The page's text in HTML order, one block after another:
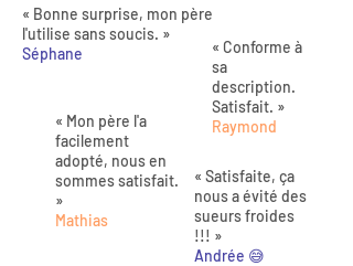
« Bonne surprise, mon père
l'utilise sans soucis. »
Séphane
« Mon père l'a
facilement
adopté, nous en
sommes satisfait.
»
Mathias
« Conforme à
sa
description.
Satisfait. »
Raymond
« Satisfaite, ça
nous a évité des
sueurs froides
!!! »
Andrée 😅